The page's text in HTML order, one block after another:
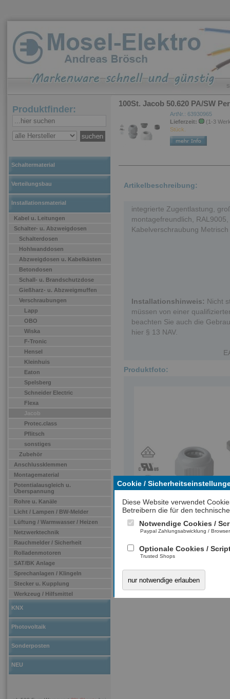
Cookie /
Diese Website verwendet
Betreibern die für den
Notwendige Cookies /
Paypal Zahlungsabwicklung /
Optionale Cookies /
Trusted Shops
nur notwendige erlauben
Produktfinder:
Schaltermaterial
Verteilungsbau
Installationsmaterial
Kabel u. Leitungen
Schalter- u. Abzweigdosen
Schalterdosen
Hohlwanddosen
Abzweigdosen u. Kabelkästen
Betondosen
Schall- u. Brandschutzdose
Gießharz- u. Abzweigmuffen
Verschraubungen
Lapp
OBO
Wiska
F-Tronic
Hensel
Kleinhuis
Eaton
Spelsberg
Schneider Electric
Flexa
Jacob
Protec.class
Pflitsch
sonstiges
Zubehör
Anschlussklemmen
Montagematerial
Potentialausgleich u.
Überspannung
Rohre u. Kanäle
Licht / Lampen / BW-Melder
Lüftung / Warmwasser / Heizen
Netzwerktechnik
Rauchmelder / Sicherheit
Rolladenmotoren
SAT/BK Anlage
Sprechanlagen / Klingeln
Stecker u. Kupplung
Werkzeug / Hilfsmittel
KNX
Photovoltaik
Sonderposten
NEU
100St. Jacob 50.620 PA/SW
ArtNr.: 63930965
Lieferzeit:
(1-3
Stück.
Artikelbeschreibung:
integrierte Zugentlastung,
montagefreundlich,
Kabelverschraubung
Installationshinweis: Nicht
müssen von einer
beachten Sie auch die
hier § 13 NAV.
Produktfoto: